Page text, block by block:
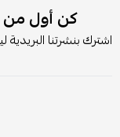
كن أول من
اشترك بنشرتنا